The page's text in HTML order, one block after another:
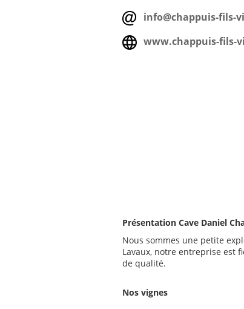
info@chappuis-fils-
www.chappuis-fils-
Présentation Cave Daniel
Nous sommes une petite
Lavaux, notre entreprise est
de qualité.
Nos vignes